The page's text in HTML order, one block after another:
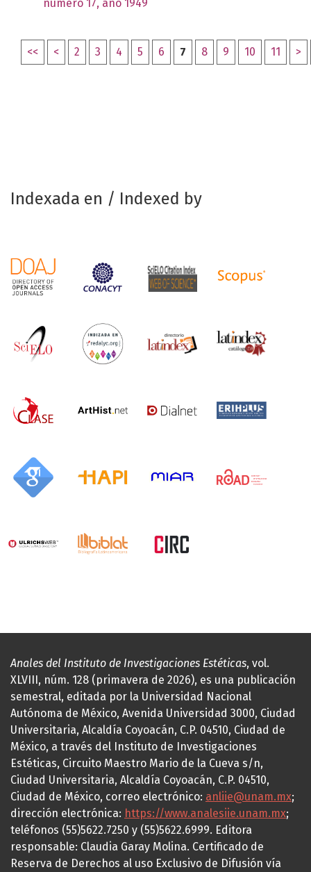
número 17, año 1949
<< < 2 3 4 5 6 7 8 9 10 11 >
Indexada en / Indexed by
Anales del Instituto de Investigaciones Estéticas, vol.
XLVIII, núm. 128 (primavera de 2026), es una publicación
semestral, editada por la Universidad Nacional
Autónoma de México, Avenida Universidad 3000, Ciudad
Universitaria, Alcaldía Coyoacán, C.P. 04510, Ciudad de
México, a través del Instituto de Investigaciones
Estéticas, Circuito Maestro Mario de la Cueva s/n,
Ciudad Universitaria, Alcaldía Coyoacán, C.P. 04510,
Ciudad de México, correo electrónico: anliie@unam.mx;
dirección electrónica: https://www.analesiie.unam.mx;
teléfonos (55)5622.7250 y (55)5622.6999. Editora
responsable: Claudia Garay Molina. Certificado de
Reserva de Derechos al uso Exclusivo de Difusión vía